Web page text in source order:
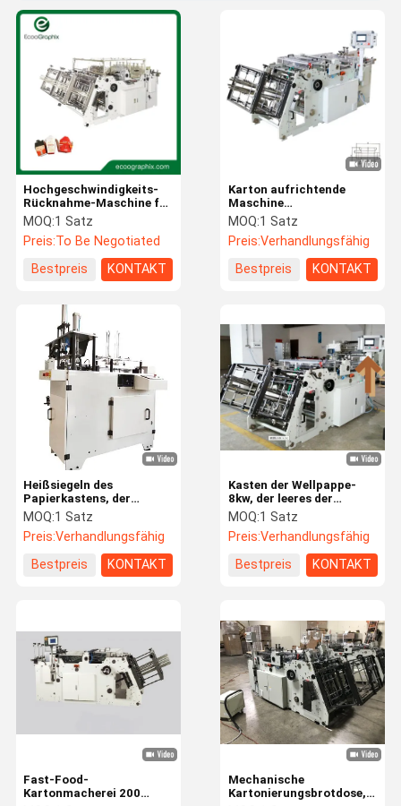
Produkte
Karton aufrichtende
Maschine
Einwegverpackungsmaschine
MOQ:1 Satz
Preis:Verhandlungsfähig
Bestpreis
KONTAKT
Hochgeschwindigkeits-
Rücknahme-Maschine für
Lebensmittelpapier-
Karton-Ereigemaschine
drei Spuren
MOQ:1 Satz
Preis:To Be Negotiated
Bestpreis
KONTAKT
Kasten der Wellpappe-
8kw, der leeres der
Maschinen-400PCS/Min
With 100mm macht
MOQ:1 Satz
Preis:Verhandlungsfähig
Bestpreis
KONTAKT
Heißsiegeln des
Papierkastens, der
Maschine den
Schnellimbiss-Karton
bildet Maschine herstellt
MOQ:1 Satz
Preis:Verhandlungsfähig
Bestpreis
KONTAKT
Mechanische
Kartonierungsbrotdose,
Fast-Food-
Kartonmacherei 200